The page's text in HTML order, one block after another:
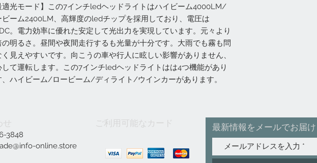
適光モード】この7インチledヘッドライトはハイビーム4000LM/
ビーム2400LM、高輝度のledチップを採用しており、電圧は
。電力効率に優れた安定して光出力を実現しています。元々より
の明るさ。昼間や夜間走行するも光量が十分です。大雨でも霧も問
く見えやすいです。向こうの車や行人に眩しい影響がありません、
して運転します。この7インチledヘッドライトはは4つ機能があり
、ハイビーム/ロービーム/ディライト/ウインカーがあります。
3848
online.store
ご利用可能なカード 最新情報をメールでお届